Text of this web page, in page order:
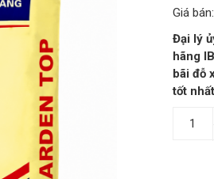
Giá bán:
Đại lý
hãng
bãi đỗ
tốt